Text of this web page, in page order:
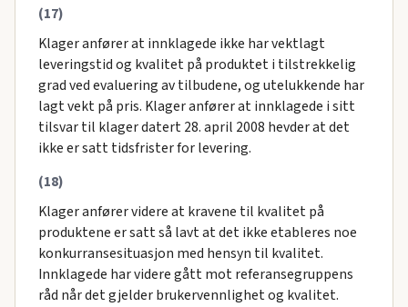
(17)
Klager anfører at innklagede ikke har vektlagt
leveringstid og kvalitet på produktet i tilstrekkelig
grad ved evaluering av tilbudene, og utelukkende har
lagt vekt på pris. Klager anfører at innklagede i sitt
tilsvar til klager datert 28. april 2008 hevder at det
ikke er satt tidsfrister for levering.
(18)
Klager anfører videre at kravene til kvalitet på
produktene er satt så lavt at det ikke etableres noe
konkurransesituasjon med hensyn til kvalitet.
Innklagede har videre gått mot referansegruppens
råd når det gjelder brukervennlighet og kvalitet.